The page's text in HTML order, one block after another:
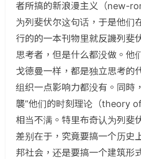
者所搞的新浪漫主义（new-
为列斐伏尔这句话，于是他们
行的的一本刊物里就反譏列斐
思考者，但是什么都没做。他
戈德曼一样，都是独立思考的
组织一点影响力都没有。同時
襲”他们的时刻理论（theory
相当不满。特里布奇认为列斐
差别在于，究竟要搞一个历史
邦社会，还是要搞一个建筑形